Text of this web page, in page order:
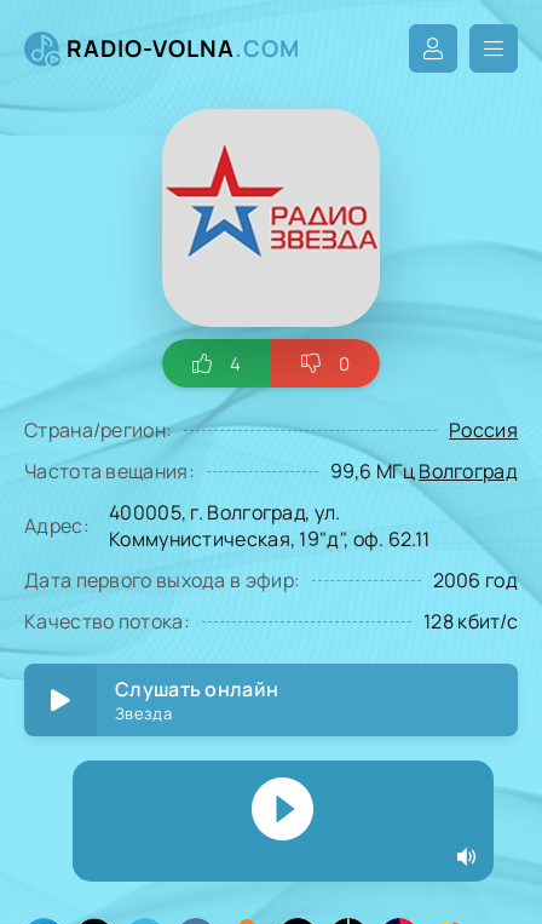
RADIO-VOLNA.COM
4 0
Страна/регион:
Россия
Частота вещания:
99,6 МГцВолгоград
Адрес:
400005, г. Волгоград, ул.
Коммунистическая, 19"д", оф. 62.11
Дата первого выхода в эфир:
2006 год
Качество потока:
128 кбит/с
Слушать онлайн
Звезда